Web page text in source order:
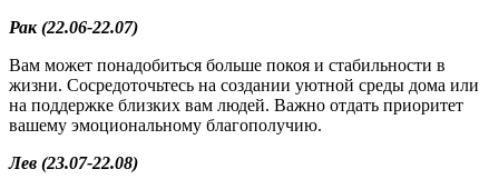
Рак (22.06-22.07)
Вам может понадобиться больше покоя и стабильности в
жизни. Сосредоточьтесь на создании уютной среды дома или
на поддержке близких вам людей. Важно отдать приоритет
вашему эмоциональному благополучию.
Лев (23.07-22.08)